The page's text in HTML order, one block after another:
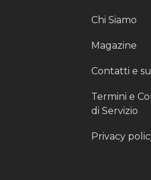
Chi Siamo
Magazine
Contatti e
Termini e
di Servizio
Privacy